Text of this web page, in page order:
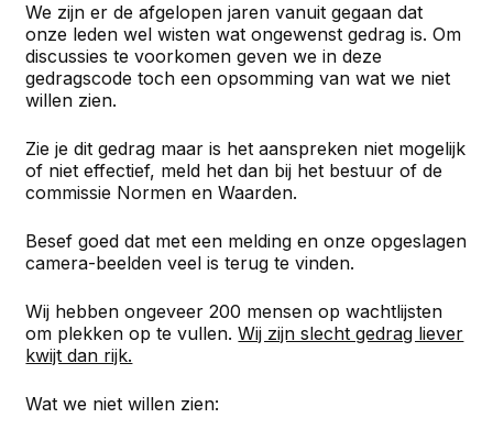
We zijn er de afgelopen jaren vanuit gegaan dat
onze leden wel wisten wat ongewenst gedrag is. Om
discussies te voorkomen geven we in deze
gedragscode toch een opsomming van wat we niet
willen zien.
Zie je dit gedrag maar is het aanspreken niet mogelijk
of niet effectief, meld het dan bij het bestuur of de
commissie Normen en Waarden.
Besef goed dat met een melding en onze opgeslagen
camera-beelden veel is terug te vinden.
Wij hebben ongeveer 200 mensen op wachtlijsten
om plekken op te vullen.Wij zijn slecht gedrag liever
kwijt dan rijk.
Wat we niet willen zien: